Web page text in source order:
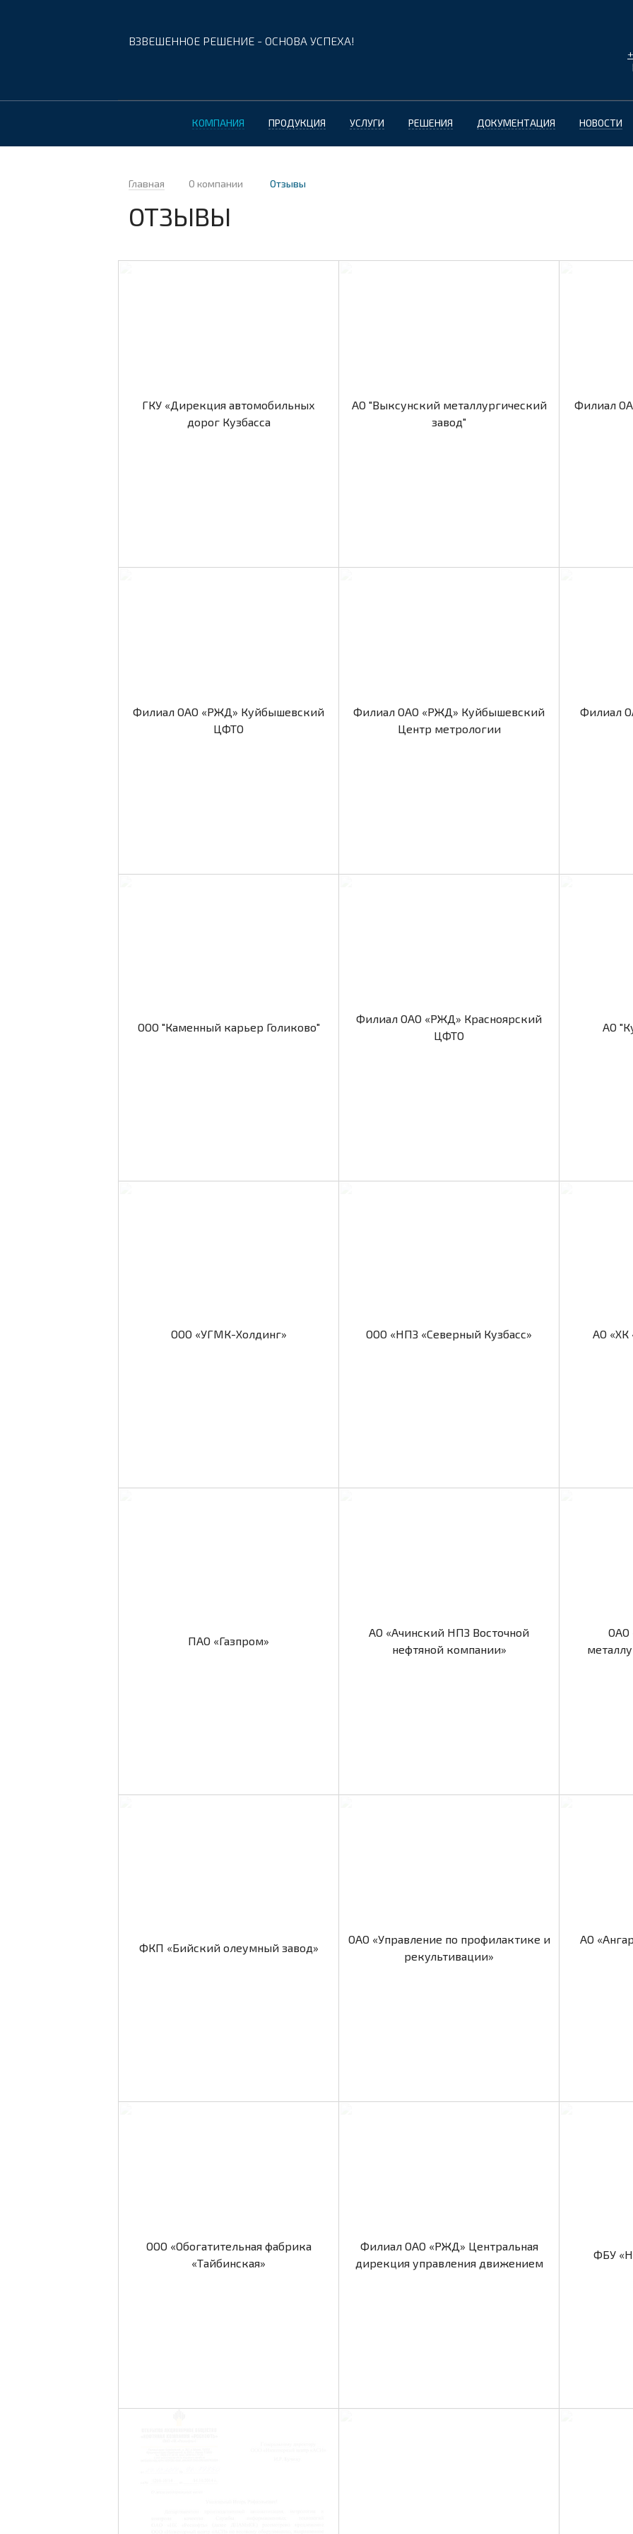
ВЗВЕШЕННОЕ РЕШЕНИЕ - ОСНОВА УСПЕХА!
КОМПАНИЯ ПРОДУКЦИЯ УСЛУГИ РЕШЕНИЯ ДОКУМЕНТАЦИЯ НОВОСТИ
Главная О компании Отзывы
ОТЗЫВЫ
ГКУ «Дирекция автомобильных
дорог Кузбасса
АО "Выксунский металлургический
завод"
Филиал
Филиал ОАО «РЖД» Куйбышевский
ЦФТО
Филиал ОАО «РЖД» Куйбышевский
Центр метрологии
Филиал
ООО "Каменный карьер Голиково"
Филиал ОАО «РЖД» Красноярский
ЦФТО
АО
ООО «УГМК-Холдинг» ООО «НПЗ «Северный Кузбасс» АО «ХК
ПАО «Газпром»
АО «Ачинский НПЗ Восточной
нефтяной компании»
ОАО
ФКП «Бийский олеумный завод»
ОАО «Управление по профилактике и
рекультивации»
АО
ООО «Обогатительная фабрика
«Тайбинская»
Филиал ОАО «РЖД» Центральная
дирекция управления движением
ФБУ